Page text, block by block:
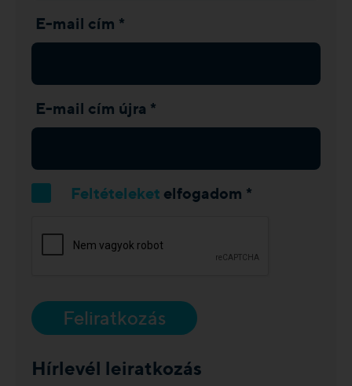
E-mail cím *
E-mail cím újra *
Feltételeket elfogadom *
Feliratkozás
Hírlevél leiratkozás